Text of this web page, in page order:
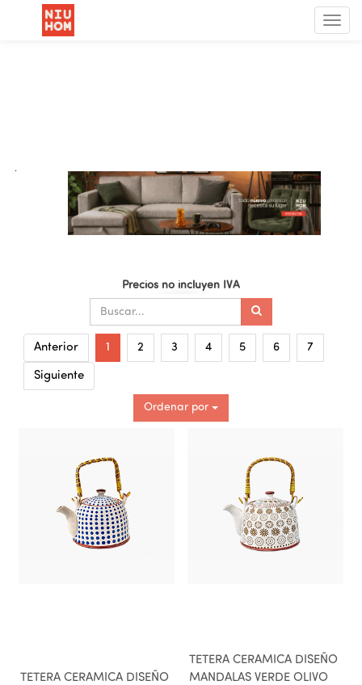
Menú
de
.
Precios no incluyen IVA
Anterior 1 2 3 4 5 6 7
Siguiente
Ordenar por
TETERA CERAMICA DISEÑO
TETERA CERAMICA DISEÑO
MANDALAS VERDE OLIVO